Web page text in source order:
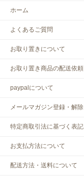
ホーム
よくあるご質問
お取り置きについて
お取り置き商品の配送依頼
paypalについて
メールマガジン登録・解除
特定商取引法に基づく表記
お支払方法について
配送方法・送料について